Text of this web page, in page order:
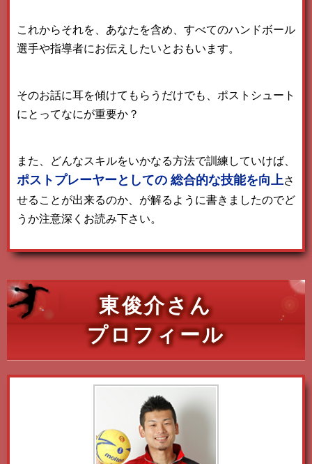
これからそれを、あなたを含め、すべてのハンドボール
選手や指導者にお伝えしたいとおもいます。
そのお話に耳を傾けてもらうだけでも、ポストシュート
にとってなにが重要か？
また、どんなスキルをいかなる方法で訓練していけば、
ポストプレーヤーとしての 総合的な技能を向上さ
せることが出来るのか、が解るように書きましたのでど
うか注意深くお読み下さい。
東俊介さん
プロフィール